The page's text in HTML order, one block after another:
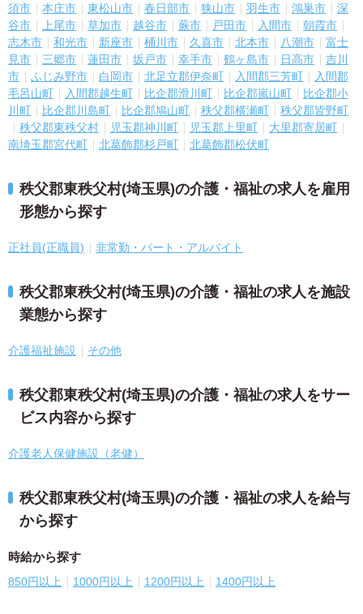
須市
本庄市 東松山市 春日部市 狭山市 羽生市 鴻巣市
深
谷市
上尾市 草加市 越谷市 蕨市 戸田市 入間市
朝霞市
志木市
和光市 新座市 桶川市 久喜市 北本市 八潮市
富士
見市
三郷市 蓮田市 坂戸市 幸手市 鶴ヶ島市 日高市
吉川
市
ふじみ野市 白岡市 北足立郡伊奈町 入間郡三芳町
入間郡
毛呂山町
入間郡越生町 比企郡滑川町 比企郡嵐山町
比企郡小
川町
比企郡川島町 比企郡鳩山町 秩父郡横瀬町
秩父郡皆野町
秩父郡東秩父村
児玉郡神川町 児玉郡上里町
大里郡寄居町
南埼玉郡宮代町
北葛飾郡杉戸町 北葛飾郡松伏町
秩父郡東秩父村(埼玉県)の介護・福祉の求人を雇用
形態から探す
正社員(正職員) 非常勤・パート・アルバイト
秩父郡東秩父村(埼玉県)の介護・福祉の求人を施設
業態から探す
介護福祉施設 その他
秩父郡東秩父村(埼玉県)の介護・福祉の求人をサー
ビス内容から探す
介護老人保健施設（老健）
秩父郡東秩父村(埼玉県)の介護・福祉の求人を給与
から探す
時給から探す
850円以上 1000円以上 1200円以上 1400円以上